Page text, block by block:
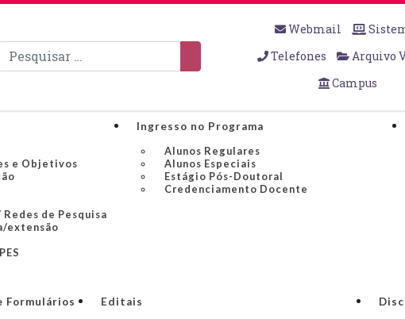
Webmail
Telefones
Arquivo
Campus
e Objetivos
de Pesquisa
extensão
Ingresso no Programa
Alunos Regulares
Alunos Especiais
Estágio Pós-Doutoral
Credenciamento Docente
Formulários
Editais